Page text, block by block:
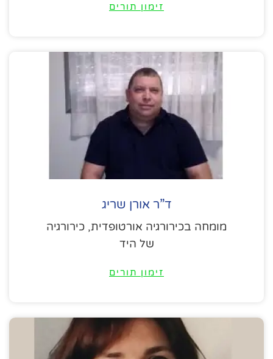
זימון תורים
ד”ר אורן שריג
מומחה בכירורגיה אורטופדית, כירורגיה
של היד
זימון תורים